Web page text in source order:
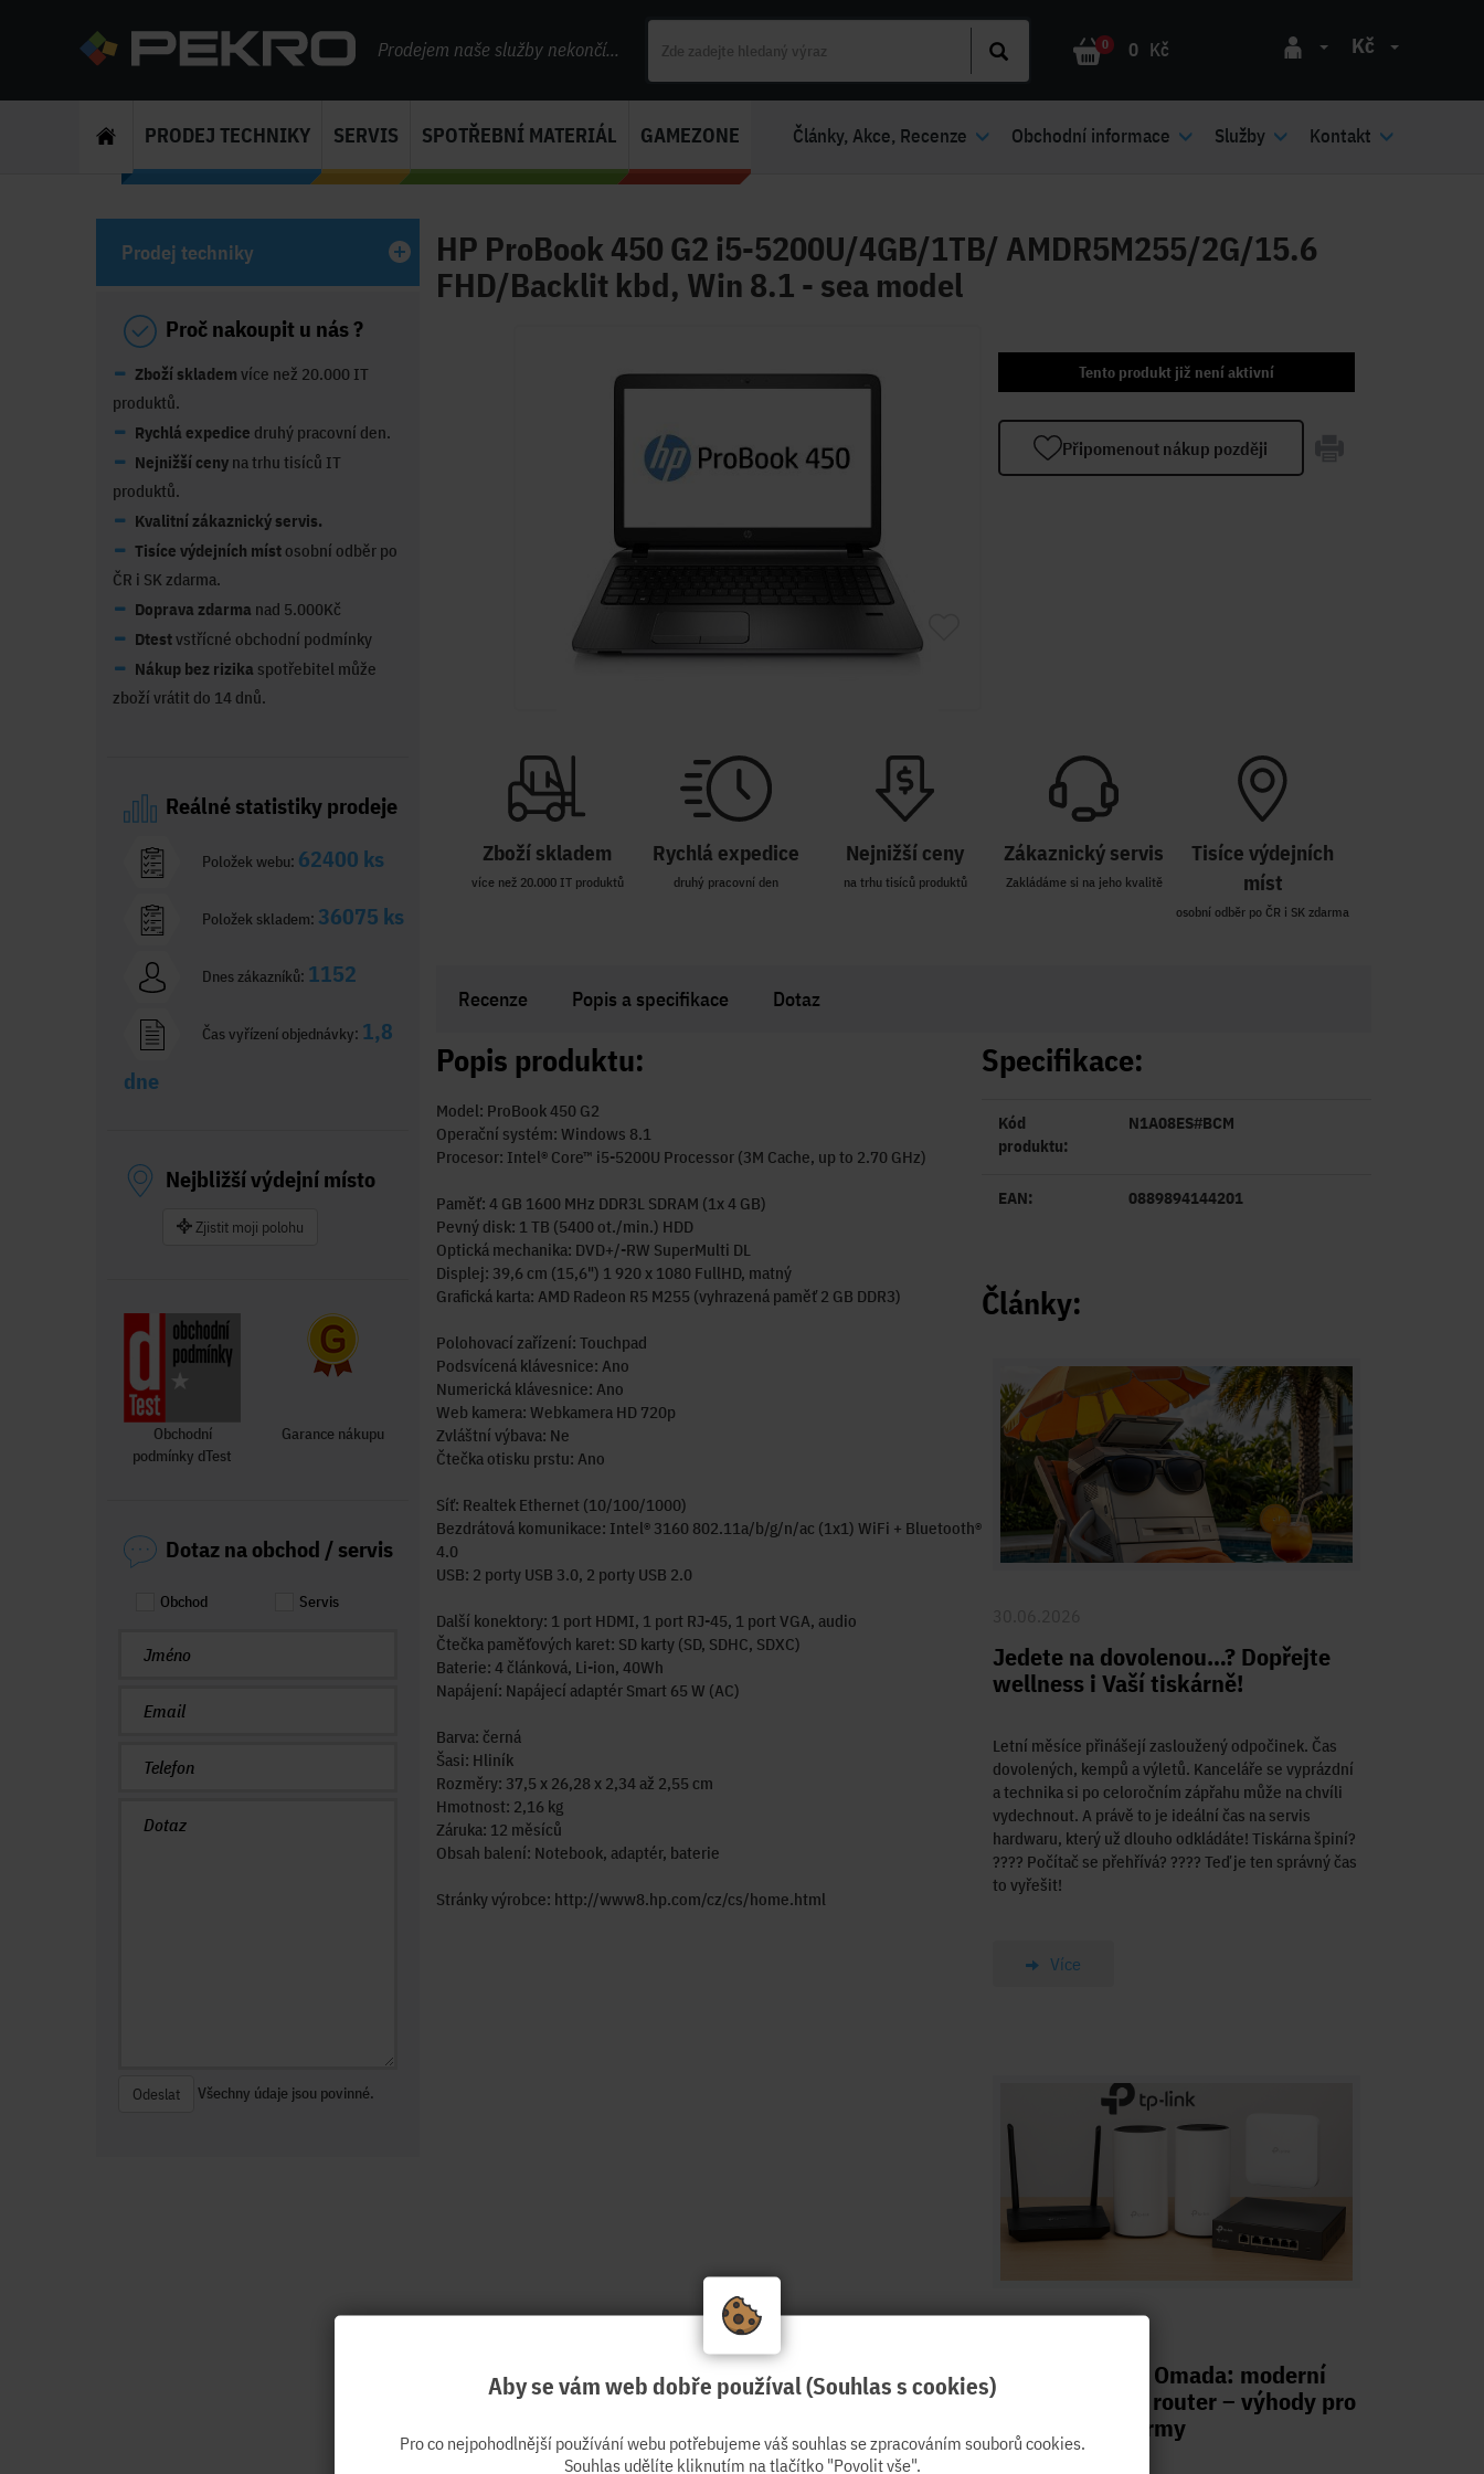
Prodejem naše služby nekončí... 0 0 Kč Kč
PRODEJ TECHNIKY SERVIS SPOTŘEBNÍ MATERIÁL GAMEZONE Články, Akce, Recenze Obchodní informace Služby Kontakt
HP ProBook 450 G2 i5-5200U/4GB/1TB/ AMDR5M255/2G/15.6
FHD/Backlit kbd, Win 8.1 - sea model
Tento produkt již není aktivní
Připomenout nákup později
Zboží skladem
více než 20.000 IT produktů
Rychlá expedice
druhý pracovní den
Nejnižší ceny
na trhu tisíců produktů
Zákaznický servis
Zakládáme si na jeho kvalitě
Tisíce výdejních
míst
osobní odběr po ČR i SK zdarma
Recenze Popis a specifikace Dotaz
Popis produktu:
Model: ProBook 450 G2
Operační systém: Windows 8.1
Procesor: Intel® Core™ i5-5200U Processor (3M Cache, up to 2.70 GHz)
Paměť: 4 GB 1600 MHz DDR3L SDRAM (1x 4 GB)
Pevný disk: 1 TB (5400 ot./min.) HDD
Optická mechanika: DVD+/-RW SuperMulti DL
Displej: 39,6 cm (15,6") 1 920 x 1080 FullHD, matný
Grafická karta: AMD Radeon R5 M255 (vyhrazená paměť 2 GB DDR3)
Polohovací zařízení: Touchpad
Podsvícená klávesnice: Ano
Numerická klávesnice: Ano
Web kamera: Webkamera HD 720p
Zvláštní výbava: Ne
Čtečka otisku prstu: Ano
Síť: Realtek Ethernet (10/100/1000)
Bezdrátová komunikace: Intel® 3160 802.11a/b/g/n/ac (1x1) WiFi + Bluetooth®
4.0
USB: 2 porty USB 3.0, 2 porty USB 2.0
Další konektory: 1 port HDMI, 1 port RJ-45, 1 port VGA, audio
Čtečka paměťových karet: SD karty (SD, SDHC, SDXC)
Baterie: 4 článková, Li-ion, 40Wh
Napájení: Napájecí adaptér Smart 65 W (AC)
Barva: černá
Šasi: Hliník
Rozměry: 37,5 x 26,28 x 2,34 až 2,55 cm
Hmotnost: 2,16 kg
Záruka: 12 měsíců
Obsah balení: Notebook, adaptér, baterie
Stránky výrobce: http://www8.hp.com/cz/cs/home.html
Specifikace:
Kód
produktu:
N1A08ES#BCM
EAN: 0889894144201
Články:
Jedete na dovolenou…? Dopřejte
wellness i Vaší tiskárně!
Letní měsíce přinášejí zasloužený odpočinek. Čas
dovolených, kempů a výletů. Kanceláře se vyprázdní
a technika si po celoročním zápřahu může na chvíli
vydechnout. A právě to je ideální čas na servis
hardwaru, který už dlouho odkládáte! Tiskárna špiní?
????️ Počítač se přehřívá? ???? Teď je ten správný čas
to vyřešit!
Více
TP-Link Deco a Omada: moderní
řešení vs levný router – výhody pro
domácnosti i firmy
Prodej techniky
Proč nakoupit u nás ?
Zboží skladem více než 20.000 IT
produktů.
Rychlá expedice druhý pracovní den.
Nejnižší ceny na trhu tisíců IT
produktů.
Kvalitní zákaznický servis.
Tisíce výdejních míst osobní odběr po
ČR i SK zdarma.
Doprava zdarma nad 5.000Kč
Dtestvstřícné obchodní podmínky
Nákup bez rizika spotřebitel může
zboží vrátit do 14 dnů.
Reálné statistiky prodeje
Položek webu: 62400 ks
Položek skladem: 36075 ks
Dnes zákazníků: 1152
Čas vyřízení objednávky: 1,8
dne
Nejbližší výdejní místo
Zjistit moji polohu
Obchodní
podmínky dTest
Garance nákupu
Dotaz na obchod / servis
Obchod Servis
Odeslat Všechny údaje jsou povinné.
Aby se vám web dobře používal (Souhlas s cookies)
Pro co nejpohodlnější používání webu potřebujeme váš souhlas se zpracováním souborů cookies.
Souhlas udělíte kliknutím na tlačítko "Povolit vše".